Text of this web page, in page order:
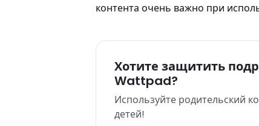
контента очень важно при
Хотите защитить
Wattpad?
Используйте родительский
детей!